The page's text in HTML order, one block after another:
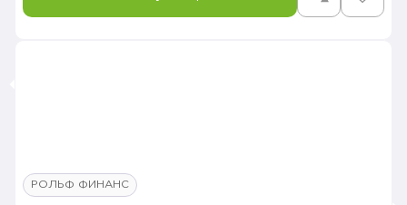
РОЛЬФ ФИНАНС